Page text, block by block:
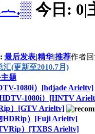
今日: 0|
最后发表|精华|推荐作者
(更新至2010.7月)
题
1080i）[hdjade Arieltv]
1080i）[HNTV
）[GTV Arieltv]
HDRip）[Fuji Arieltv]
）[TXBS Arieltv]